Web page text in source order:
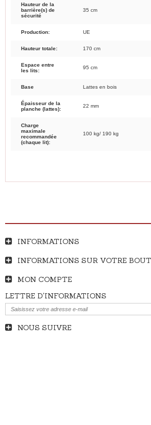
Hauteur de la
barrière(s) de
sécurité
35 cm
Production: UE
Hauteur totale: 170 cm
Espace entre
les lits:
95 cm
Base Lattes en bois
Épaisseur de la
planche (lattes):
22 mm
Charge
maximale
recommandée
(chaque lit):
100 kg/ 190 kg
INFORMATIONS
INFORMATIONS SUR VOTRE
MON COMPTE
LETTRE D'INFORMATIONS
NOUS SUIVRE